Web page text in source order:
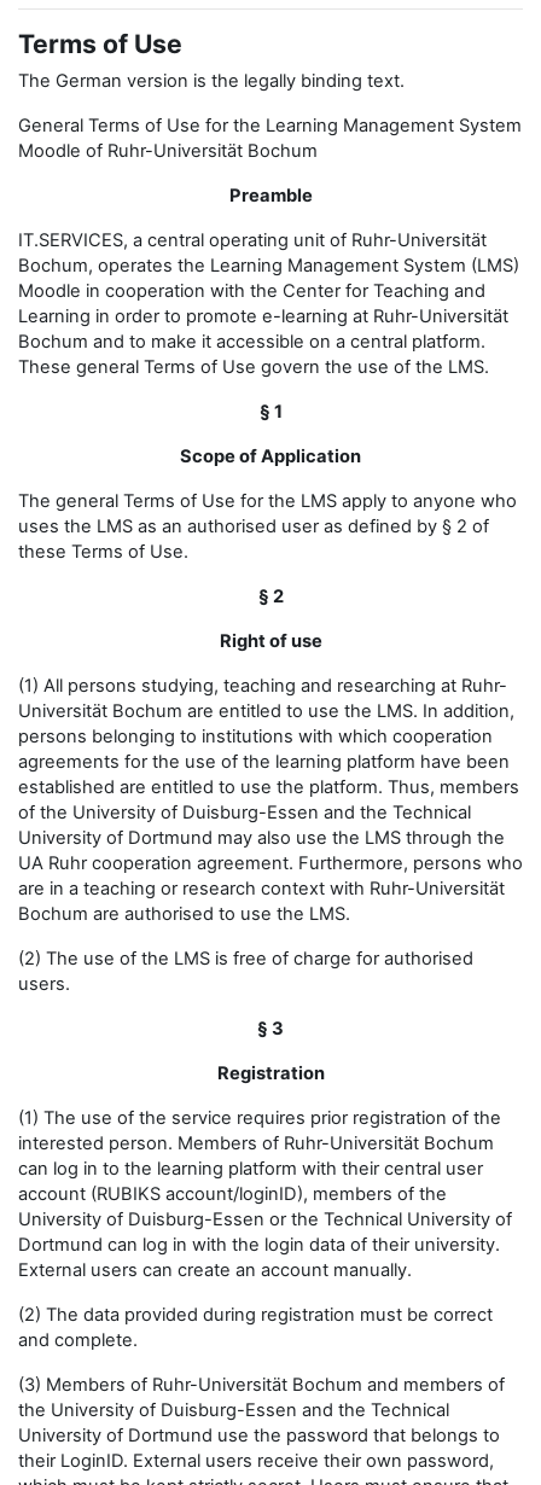
Terms of Use
The German version is the legally binding text.
General Terms of Use for the Learning Management System
Moodle of Ruhr-Universität Bochum
Preamble
IT.SERVICES, a central operating unit of Ruhr-Universität
Bochum, operates the Learning Management System (LMS)
Moodle in cooperation with the Center for Teaching and
Learning in order to promote e-learning at Ruhr-Universität
Bochum and to make it accessible on a central platform.
These general Terms of Use govern the use of the LMS.
§ 1
Scope of Application
The general Terms of Use for the LMS apply to anyone who
uses the LMS as an authorised user as defined by § 2 of
these Terms of Use.
§ 2
Right of use
(1) All persons studying, teaching and researching at Ruhr-
Universität Bochum are entitled to use the LMS. In addition,
persons belonging to institutions with which cooperation
agreements for the use of the learning platform have been
established are entitled to use the platform. Thus, members
of the University of Duisburg-Essen and the Technical
University of Dortmund may also use the LMS through the
UA Ruhr cooperation agreement. Furthermore, persons who
are in a teaching or research context with Ruhr-Universität
Bochum are authorised to use the LMS.
(2) The use of the LMS is free of charge for authorised
users.
§ 3
Registration
(1) The use of the service requires prior registration of the
interested person. Members of Ruhr-Universität Bochum
can log in to the learning platform with their central user
account (RUBIKS account/loginID), members of the
University of Duisburg-Essen or the Technical University of
Dortmund can log in with the login data of their university.
External users can create an account manually.
(2) The data provided during registration must be correct
and complete.
(3) Members of Ruhr-Universität Bochum and members of
the University of Duisburg-Essen and the Technical
University of Dortmund use the password that belongs to
their LoginID. External users receive their own password,